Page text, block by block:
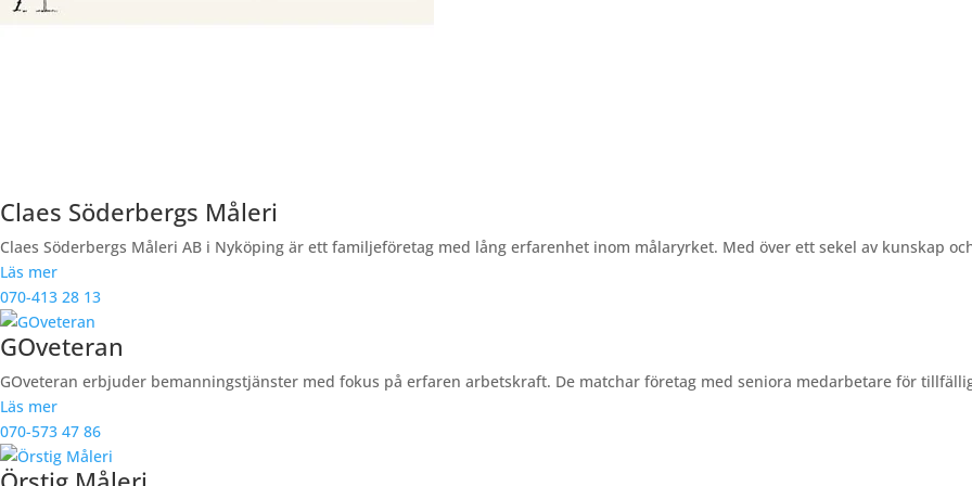
Claes Söderbergs Måleri
Claes Söderbergs Måleri AB i Nyköping är ett familjeföretag med lång erfarenhet inom målaryrket. Med över ett sekel av kunskap
Läs mer
070-413 28 13
GOveteran
GOveteran erbjuder bemanningstjänster med fokus på erfaren arbetskraft. De matchar företag med seniora medarbetare för
Läs mer
070-573 47 86